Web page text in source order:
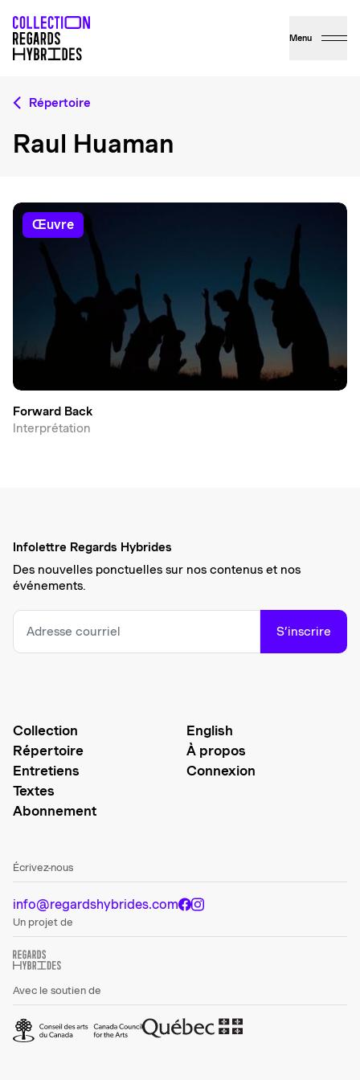
Menu
Répertoire
Raul Huaman
œuvre
Forward Back
Interprétation
Infolettre Regards Hybrides
Des nouvelles ponctuelles sur nos contenus et nos
événements.
S’inscrire
Collection
Répertoire
Entretiens
Textes
Abonnement
English
À propos
Connexion
Écrivez-nous
info@regardshybrides.com
Un projet de
Avec le soutien de